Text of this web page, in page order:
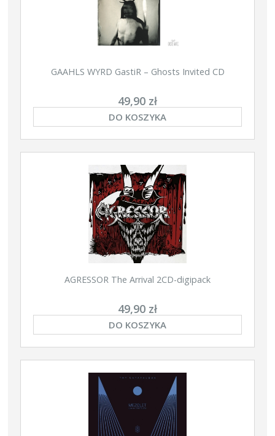
GAAHLS WYRD GastiR – Ghosts Invited CD
49,90 zł
DO KOSZYKA
AGRESSOR The Arrival 2CD-digipack
49,90 zł
DO KOSZYKA